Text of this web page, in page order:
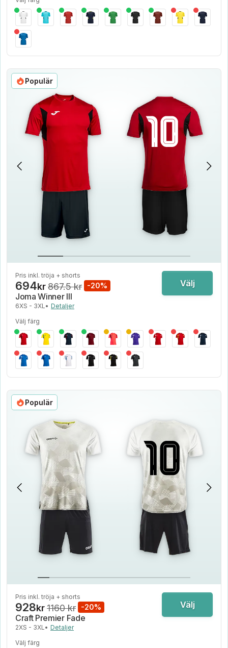
Populär
Pris inkl. tröja + shorts
694kr867.5 kr -20%
Joma Winner III
6XS - 3XL• Detaljer
Välj
Välj färg
Populär
Pris inkl. tröja + shorts
928kr1160 kr -20%
Craft Premier Fade
2XS - 3XL• Detaljer
Välj
Välj färg